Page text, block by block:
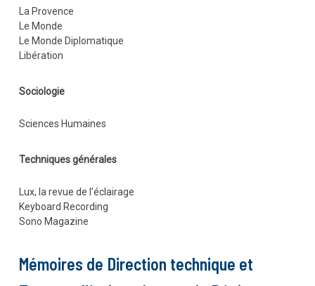
La Provence
Le Monde
Le Monde Diplomatique
Libération
Sociologie
Sciences Humaines
Techniques générales
Lux, la revue de l’éclairage
Keyboard Recording
Sono Magazine
Mémoires de Direction technique et